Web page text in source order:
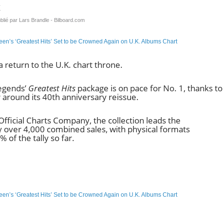
par Lars Brandle - Bilboard.com
return to the U.K. chart throne.
Greatest Hits package is on pace for No. 1, thanks to
its 40th anniversary reissue.
Charts Company, the collection leads the
over 4,000 combined sales, with physical formats
of the tally so far.